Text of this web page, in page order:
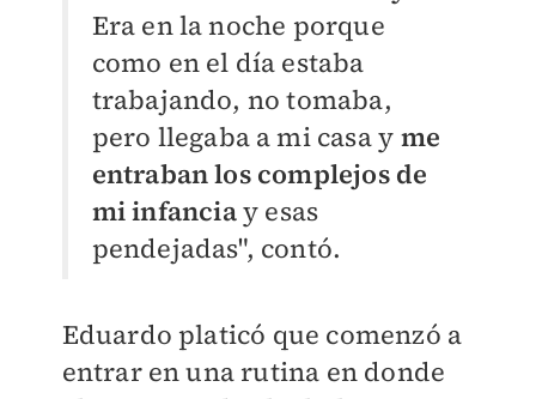
Era en la noche porque
como en el día estaba
trabajando, no tomaba,
pero llegaba a mi casa y me
entraban los complejos de
mi infanciay esas
pendejadas", contó.
Eduardo platicó que comenzó a
entrar en una rutina en donde